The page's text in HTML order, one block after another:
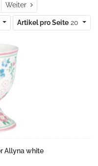
Weiter Weiter
Artikel pro Seite 20
Allyna white